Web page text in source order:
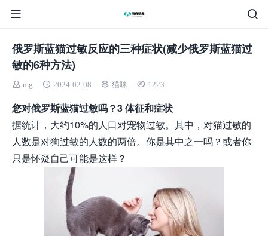
俄罗斯蓝猫过敏反应的三种症状(减少俄罗斯蓝猫过
敏的6种方法)
mg 2024-02-08 猫咪 1223
您对俄罗斯蓝猫过敏吗？3 体征和症状
据统计，大约10%的人口对宠物过敏。其中，对猫过敏的
人数是对狗过敏的人数的两倍。你是其中之一吗？或者你
只是怀疑自己可能是这样？